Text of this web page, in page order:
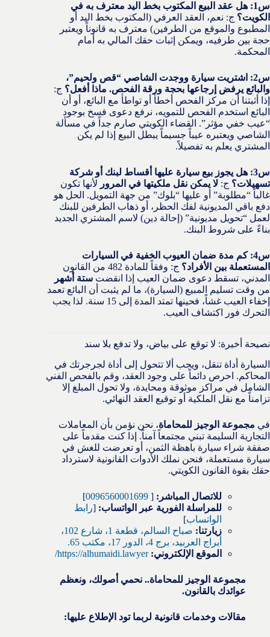
س1: هل عقد البيع المكتوب بخط اليد معترف به في
الكويت؟ ج: نعم، العقد العرفي (المكتوب بخط اليد أو
المطبوع والموقع من الطرفين) معترف به قانوناً ويعتبر
حجة بين طرفيه، ويمكن إثبات حقك المالي به أمام
المحكمة.
س2: اشتريت سيارة ووجدت الشاصي “قص ولحيم”،
والبائع يرفض إرجاعها بحجة ورقة الفحص. ماذا أفعل؟ ج:
إذا أثبتنا أن مركز الفحص أخطأ أو تواطأ مع البائع، أو أن
البائع استخدم الفحص للتمويه، نرفع دعوى فسخ بوجود
“عيب خفي مؤثر”. القضاء الكويتي صارم جداً في مسألة
الشاصي ويعتبره عيباً جسيماً يبطل البيع إذا لم يكن
المشتري يعلم به تفصيلاً.
س3: هل يجوز بيع سيارة عليها أقساط لبنك أو شركة
تسهيلات؟ ج: لا يمكن نقل ملكيتها في المرور لأنها تكون
غالباً “مطلوبة” أو عليها “بلوك” من جهة التمويل. الحل هو
دفع باقي المديونية لفك الحظر، أو ذهاب الطرفين للبنك
لعمل “تحويل مديونية” (إحالة دين) لاسم المشتري الجديد
بناءً على شروط البنك.
س4: كم مدة ضمان العيوب الخفية في السيارات
المستعملة بين الأفراد؟
ج: وفقاً للمادة 482 من القانون
المدني، تسقط دعوى ضمان العيب إذا انقضت ستة أشهر
من وقت تسليم المبيع (السيارة)، ما لم يثبت أن البائع تعمد
إخفاء العيب غشاً، فحينها تمتد المدة إلى 15 سنة. لذا يجب
التحرك فور اكتشاف العيب.
نصيحة أخيرة: لا توقع على بياض، ولا تدفع بلا سند
السيارة أداة تنقل، ويجب ألا تتحول إلى أداة لجرجرتك في
المحاكم. احرص دائماً على وجود العقد، وقم بالفحص الفني
الشامل في مراكز موثوقة ومحايدة، ولا تحول المبلغ إلا
تزامناً مع نقل الملكية أو توقيع العقد النهائي.
في مجموعة الوجيز للمحاماة، نحن نؤمن بأن المعاملات
التجارية السليمة تبني مجتمعاً آمناً. إذا كنت مقدماً على
صفقة شراء سيارة باهظة الثمن، أو تعرضت للغش في
سيارة مستعملة، فنحن نملك الأدوات القانونية لاسترداد
حقك بقوة القانون الكويتي.
للاتصال المباشر: [
0096560001699
]
للمراسلة الفورية عبر الواتساب: [رابط
الواتساب]
زيارتنا:
صباح السالم، قطعة 1، شارع 102،
أبراج العربيد، برج 4، الدور 17، مكتب 65.
الموقع الإلكتروني: https://alhumaidi.lawyer/
مجموعة الوجيز للمحاماة.. نحمي أصولك، ونعظم
عوائدك بالقانون.
مقالات وخدمات قانونية لربما تود الإطلاع عليها: